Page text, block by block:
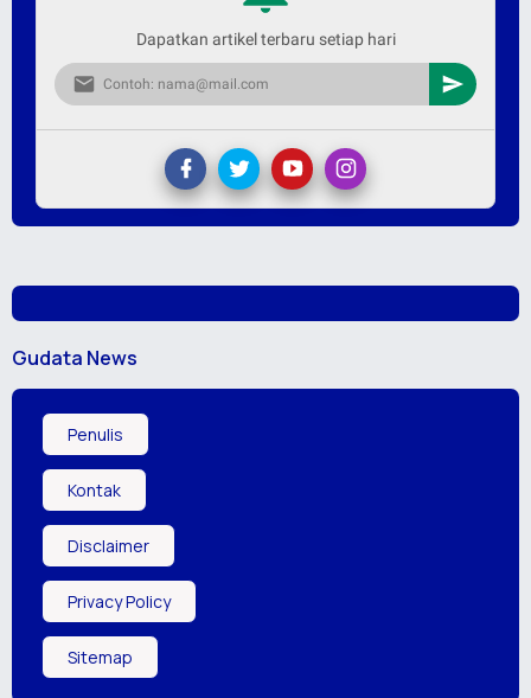
Dapatkan artikel terbaru setiap hari
Gudata News
Penulis
Kontak
Disclaimer
Privacy Policy
Sitemap